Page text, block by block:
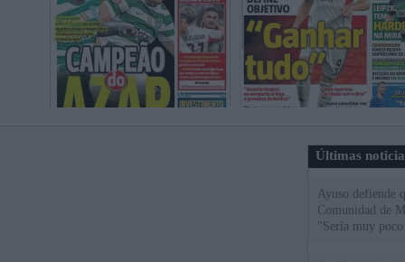
Últimas
Ayuso defiende
Comunidad de
"Sería muy